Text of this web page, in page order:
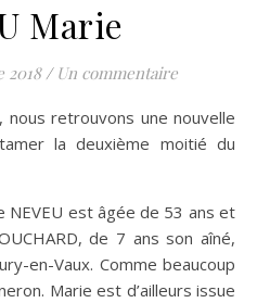
Marie
2018 / Un commentaire
la deuxième moitié du
NEVEU est âgée de 53 ans et
de 7 ans son aîné,
en-Vaux. Comme beaucoup
Marie est d’ailleurs issue